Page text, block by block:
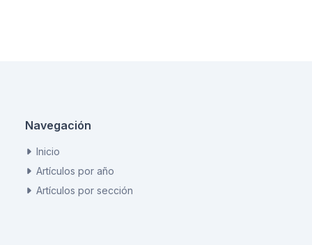
Navegación
Inicio
Artículos por año
Artículos por sección